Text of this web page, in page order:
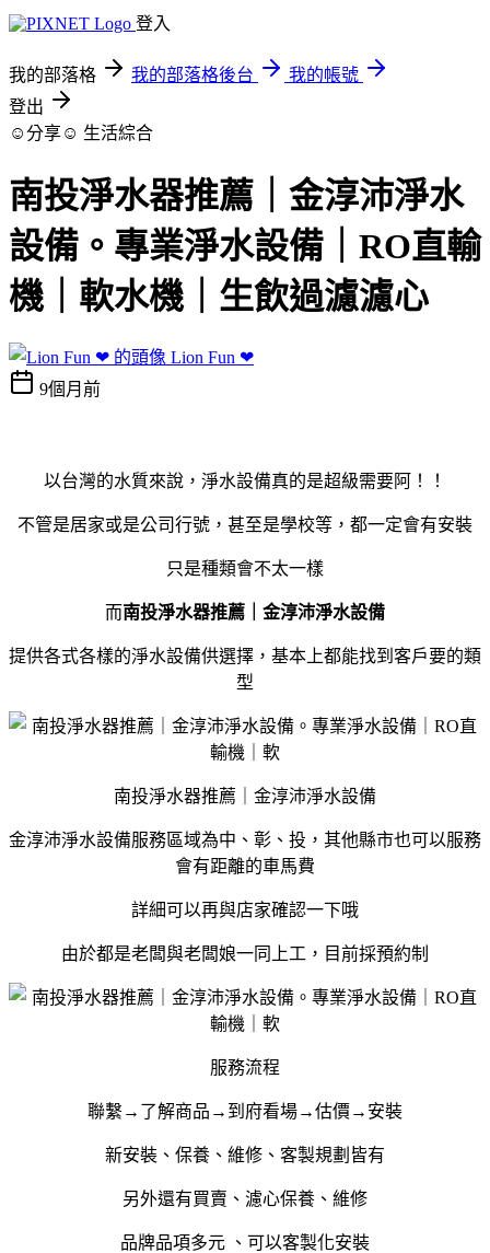
登入
我的部落格 我的部落格後台
我的帳號
登出
☺分享☺ 生活綜合
南投淨水器推薦｜金淳沛淨水
設備。專業淨水設備｜RO直輸
機｜軟水機｜生飲過濾濾心
Lion Fun ❤
9個月前
以台灣的水質來說，淨水設備真的是超級需要阿！！
不管是居家或是公司行號，甚至是學校等，都一定會有安裝
只是種類會不太一樣
而南投淨水器推薦｜金淳沛淨水設備
提供各式各樣的淨水設備供選擇，基本上都能找到客戶要的類
型
南投淨水器推薦｜金淳沛淨水設備
金淳沛淨水設備服務區域為中、彰、投，其他縣市也可以服務
會有距離的車馬費
詳細可以再與店家確認一下哦
由於都是老闆與老闆娘一同上工，目前採預約制
服務流程
聯繫→了解商品→到府看場→估價→安裝
新安裝、保養、維修、客製規劃皆有
另外還有買賣、濾心保養、維修
品牌品項多元 、可以客製化安裝